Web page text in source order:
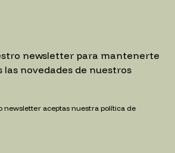
newsletter para mantenerte
las novedades de nuestros
newsletter aceptas nuestra política de